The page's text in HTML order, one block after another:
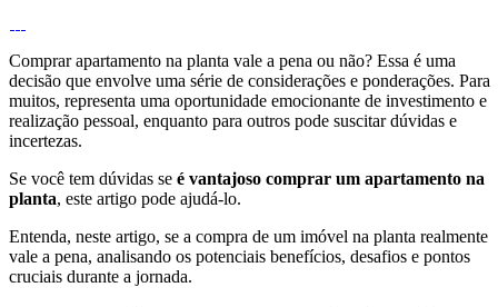
Comprar apartamento na planta vale a pena ou não? Essa é uma
decisão que envolve uma série de considerações e ponderações. Para
muitos, representa uma oportunidade emocionante de investimento e
realização pessoal, enquanto para outros pode suscitar dúvidas e
incertezas.
Se você tem dúvidas se é vantajoso comprar um apartamento na
planta, este artigo pode ajudá-lo.
Entenda, neste artigo, se a compra de um imóvel na planta realmente
vale a pena, analisando os potenciais benefícios, desafios e pontos
cruciais durante a jornada.